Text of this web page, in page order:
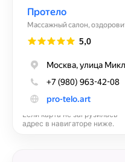
Если карта не загрузилась
адрес в навигаторе ниже.